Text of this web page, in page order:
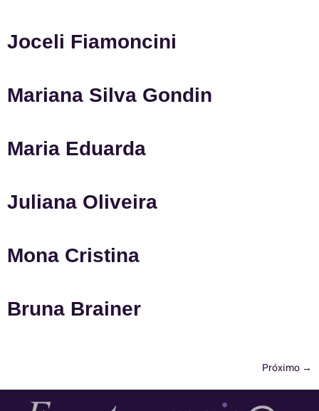
Joceli Fiamoncini
Mariana Silva Gondin
Maria Eduarda
Juliana Oliveira
Mona Cristina
Bruna Brainer
Próximo →